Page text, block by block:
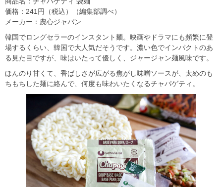
価格：241円（税込）（編集部調べ）
メーカー：農心ジャパン
韓国でロングセラーのインスタント麺。映画やドラマにも頻繁に登
場するくらい、韓国で大人気だそうです。濃い色でインパクトのあ
る見た目ですが、味はいたって優しく、ジャージャン麺風味です。
ほんのり甘くて、香ばしさが広がる焦がし味噌ソースが、太めのも
ちもちした麺に絡んで、何度も味わいたくなるチャパゲティ。